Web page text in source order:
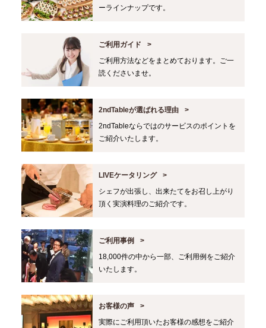
ーラインナップです。
ご利用ガイド
ご利用方法などをまとめております。ご一
読くださいませ。
2ndTableが選ばれる理由
2ndTableならではのサービスのポイントを
ご紹介いたします。
LIVEケータリング
シェフが出張し、出来たてをお召し上がり
頂く実演料理のご紹介です。
ご利用事例
18,000件の中から一部、ご利用例をご紹介
いたします。
お客様の声
実際にご利用頂いたお客様の感想をご紹介